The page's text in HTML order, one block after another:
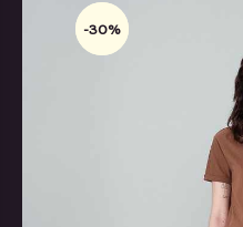
-30%
-30%